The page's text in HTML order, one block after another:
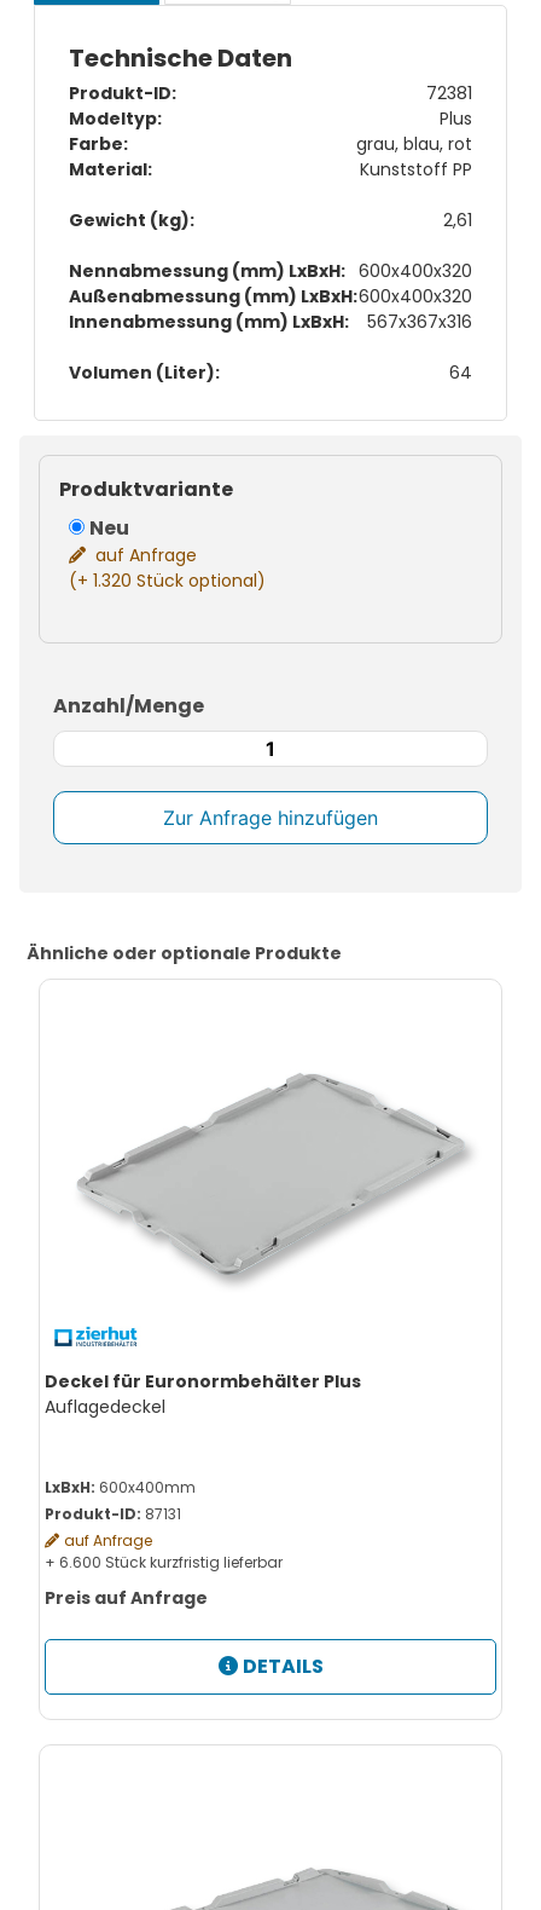
Technische Daten
Produkt-ID:
72381
Modeltyp:
Plus
Farbe:
grau, blau, rot
Material:
Kunststoff PP
Gewicht (kg): 2,61
Nennabmessung (mm) LxBxH: 600x400x320
Außenabmessung (mm) LxBxH:600x400x320
Innenabmessung (mm) LxBxH:
567x367x316
Volumen (Liter): 64
Produktvariante
Neu
auf Anfrage
(+ 1.320 Stück optional)
Anzahl/Menge
Euronormbehälter
Plus
Stapeltransportbox
Ähnliche oder optionale Produkte
Deckel für Euronormbehälter Plus
Auflagedeckel
LxBxH: 600x400mm
Produkt-ID: 87131
auf Anfrage
+ 6.600 Stück kurzfristig lieferbar
Preis auf Anfrage
DETAILS